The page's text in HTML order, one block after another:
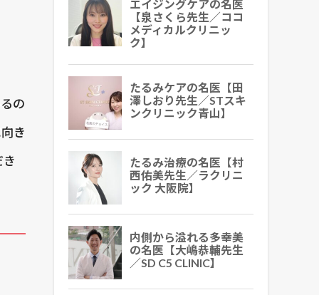
の
き
エイジングケアの名医
【泉さくら先生／ココ
メディカルクリニッ
ク】
たるみケアの名医【田
澤しおり先生／STスキ
ンクリニック青山】
たるみ治療の名医【村
西佑美先生／ラクリニ
ック 大阪院】
内側から溢れる多幸美
の名医【大嶋恭輔先生
／SD C5 CLINIC】